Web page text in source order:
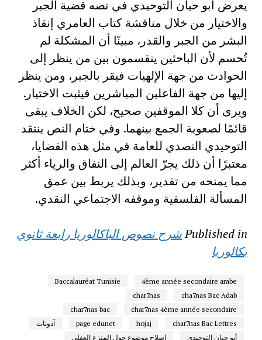
يعرض أبو حيان التوحيدي في نصه قضية الجبر
والاختيار من خلال مناقشة كتاب العامري إنقاذ
البشر من الجبر والقدر، مبينًا أن المشكلة لم
تُحسم لأن الباحثين ينقسمون بين من ينظر إلى
الحوادث من جهة الإلهيات فيقر بالجبر، ومن ينظر
إليها من جهة الفاعلين المباشرين فيثبت الاختيار.
ويرى أن كلا الموقفين صحيح، لكن الخلاف يبقى
قائمًا لصعوبة الجمع بينهما. وفي ختام النص ينتقد
التوحيدي التصدي للعامة في مثل هذه القضايا،
معتبرًا أن ذلك يجرّ العالم إلى النفاق والرياء أكثر
مما يمنحه من تقدير، وبذلك يربط بين عمق
المسألة الفلسفية وموقفه الاجتماعي النقدي.
Published inشرح نصوص الباكالوريا رابعة ثانوي
بكالوريا
4ème année secondaire arabe
Baccalauréat Tunisie
cha7nas Bac Adab
char7nas
char7nas 4ème année secondaire
char7nas bac
char7nas Bac Lettres
hojaj
page edunet
آدونات
أبو حيان التوحيدي
إصلاح موضوع حول المنزع العقلي